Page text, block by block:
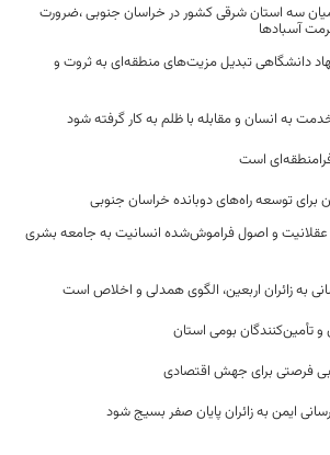
میان سه استان شرقی کشور در خراسان جنوبی ،ضرورت
آسبادها
دانشگاهی تبدیل مزیت‌های منطقه‌ای به ثروت و
به انسان و مقابله با ظلم به کار گرفته شود
است
عقلانیت و اصول فراموش‌شده انسانیت به جامعه بشری
به زائران اربعین، الگوی همدلی و اخلاص است
و تأمین‌کنندگان بومی استان
فرصتی برای جهش اقتصادی
ایمن به زائران پایان صفر بسیج شود